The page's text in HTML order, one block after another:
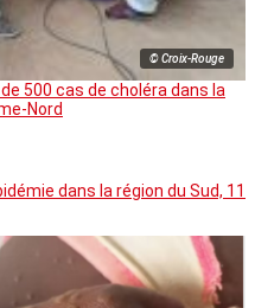
© Croix-Rouge
500 cas de choléra dans la
Nord
dans la région du Sud, 11